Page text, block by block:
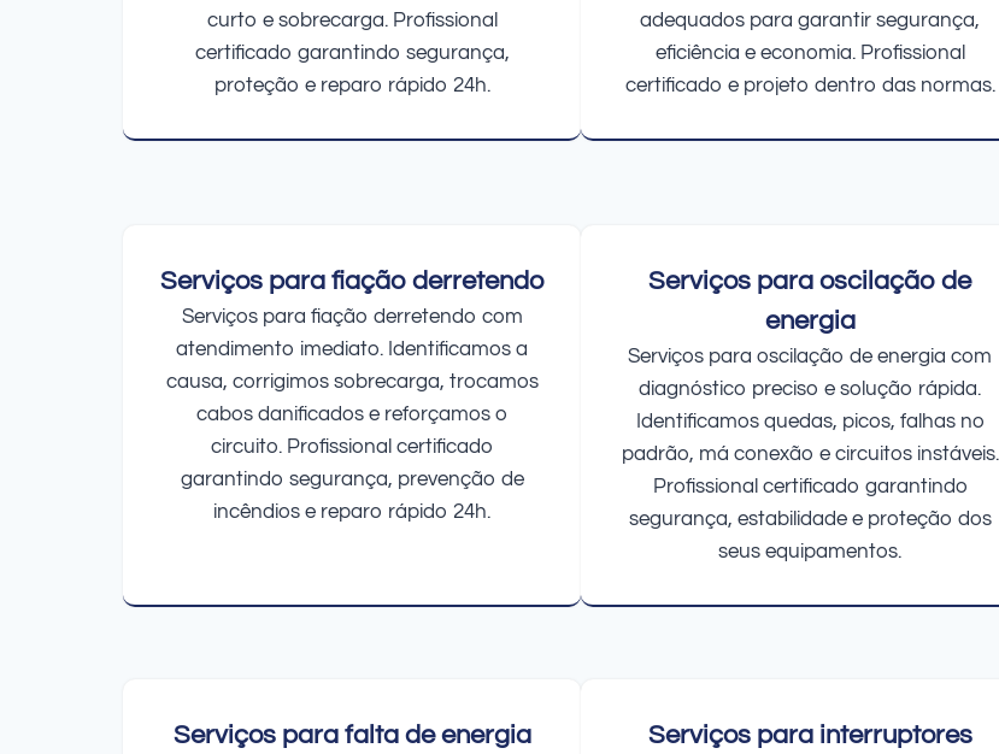
curto e sobrecarga. Profissional
certificado garantindo segurança,
proteção e reparo rápido 24h.
adequados para garantir segurança,
eficiência e economia. Profissional
certificado e projeto dentro das normas.
Serviços para fiação derretendo
Serviços para fiação derretendo com
atendimento imediato. Identificamos a
causa, corrigimos sobrecarga, trocamos
cabos danificados e reforçamos o
circuito. Profissional certificado
garantindo segurança, prevenção de
incêndios e reparo rápido 24h.
Serviços para oscilação de
energia
Serviços para oscilação de energia com
diagnóstico preciso e solução rápida.
Identificamos quedas, picos, falhas no
padrão, má conexão e circuitos instáveis.
Profissional certificado garantindo
segurança, estabilidade e proteção dos
seus equipamentos.
Serviços para falta de energia
Serviços para interruptores